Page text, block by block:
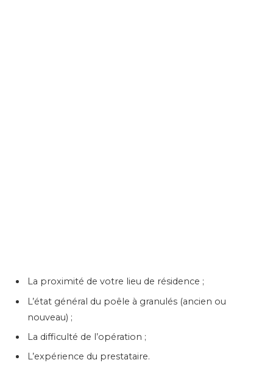
La proximité de votre lieu de résidence ;
L’état général du poêle à granulés (ancien ou
nouveau) ;
La difficulté de l’opération ;
L’expérience du prestataire.